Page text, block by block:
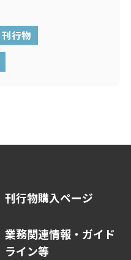
刊行物
刊行物購入ページ
業務関連情報・ガイド
ライン等